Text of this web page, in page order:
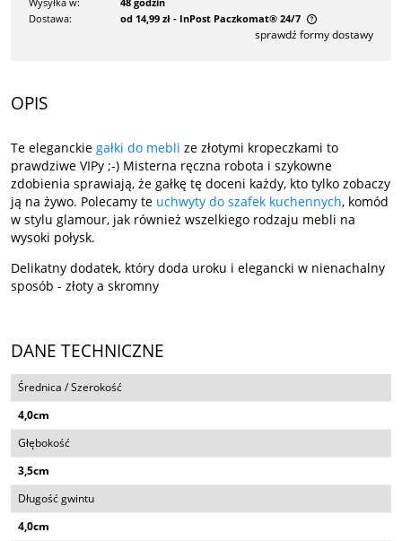
Dostawa:
od 14,99 zł - InPost Paczkomat® 24/7
Cena nie zawiera ewentualnych kosztów płatności
sprawdź formy dostawy
OPIS
Te eleganckie gałki do mebli ze złotymi kropeczkami to
prawdziwe VIPy ;-) Misterna ręczna robota i szykowne
zdobienia sprawiają, że gałkę tę doceni każdy, kto tylko zobaczy
ją na żywo. Polecamy te uchwyty do szafek kuchennych, komód
w stylu glamour, jak również wszelkiego rodzaju mebli na
wysoki połysk.
Delikatny dodatek, który doda uroku i elegancki w nienachalny
sposób - złoty a skromny
DANE TECHNICZNE
Średnica / Szerokość
4,0cm
Głębokość
3,5cm
Długość gwintu
4,0cm